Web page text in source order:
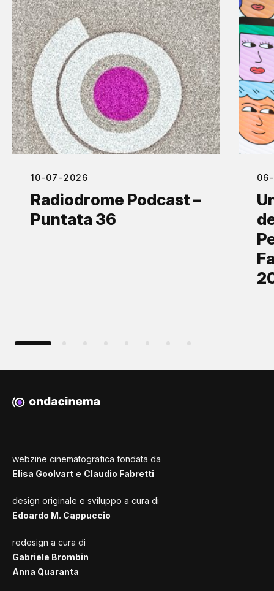
10-07-2026
Radiodrome Podcast –
Puntata 36
webzine cinematografica fondata da
Elisa Goolvart e Claudio Fabretti
design originale e sviluppo a cura di
Edoardo M. Cappuccio
redesign a cura di
Gabriele Brombin
Anna Quaranta